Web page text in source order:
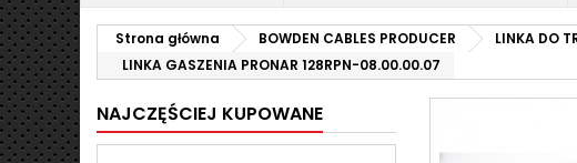
Strona główna BOWDEN CABLES PRODUCER LINKA DO
LINKA GASZENIA PRONAR 128RPN-08.00.00.07
NAJCZĘŚCIEJ KUPOWANE